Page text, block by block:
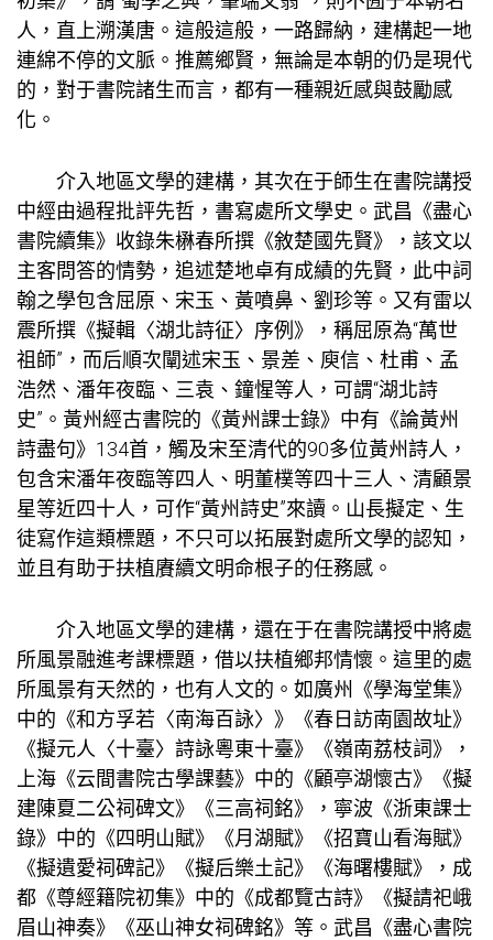
人，直上溯漢唐。這般這般，一路歸納，建構起一地
連綿不停的文脈。推薦鄉賢，無論是本朝的仍是現代
的，對于書院諸生而言，都有一種親近感與鼓勵感
化。
介入地區文學的建構，其次在于師生在書院講授
中經由過程批評先哲，書寫處所文學史。武昌《盡心
書院續集》收錄朱楙春所撰《敘楚國先賢》，該文以
主客問答的情勢，追述楚地卓有成績的先賢，此中詞
翰之學包含屈原、宋玉、黃噴鼻、劉珍等。又有雷以
震所撰《擬輯〈湖北詩征〉序例》，稱屈原為“萬世
祖師”，而后順次闡述宋玉、景差、庾信、杜甫、孟
浩然、潘年夜臨、三袁、鐘惺等人，可謂“湖北詩
史”。黃州經古書院的《黃州課士錄》中有《論黃州
詩盡句》134首，觸及宋至清代的90多位黃州詩人，
包含宋潘年夜臨等四人、明董樸等四十三人、清顧景
星等近四十人，可作“黃州詩史”來讀。山長擬定、生
徒寫作這類標題，不只可以拓展對處所文學的認知，
並且有助于扶植賡續文明命根子的任務感。
介入地區文學的建構，還在于在書院講授中將處
所風景融進考課標題，借以扶植鄉邦情懷。這里的處
所風景有天然的，也有人文的。如廣州《學海堂集》
中的《和方孚若〈南海百詠〉》《春日訪南園故址》
《擬元人〈十臺〉詩詠粵東十臺》《嶺南荔枝詞》，
上海《云間書院古學課藝》中的《顧亭湖懷古》《擬
建陳夏二公祠碑文》《三高祠銘》，寧波《浙東課士
錄》中的《四明山賦》《月湖賦》《招寶山看海賦》
《擬遺愛祠碑記》《擬后樂土記》《海曙樓賦》，成
都《尊經籍院初集》中的《成都覽古詩》《擬請祀峨
眉山神奏》《巫山神女祠碑銘》等。武昌《盡心書院